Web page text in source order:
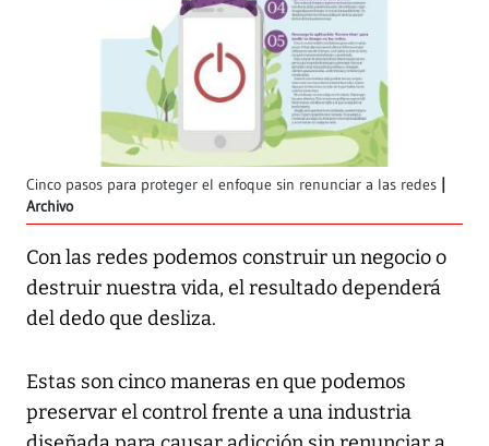
Cinco pasos para proteger el enfoque sin renunciar a las redes
Archivo
Con las redes podemos construir un negocio o
destruir nuestra vida, el resultado dependerá
del dedo que desliza.
Estas son cinco maneras en que podemos
preservar el control frente a una industria